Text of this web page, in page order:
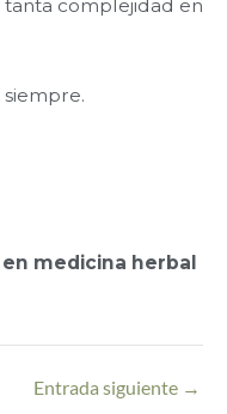
complejidad en
medicina herbal
Entrada siguiente →